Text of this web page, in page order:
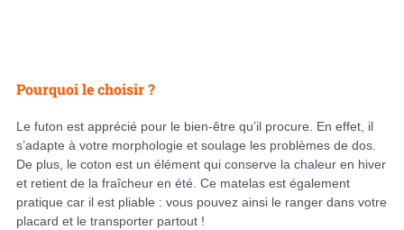
Pourquoi le choisir ?
Le futon est apprécié pour le bien-être qu’il procure. En effet, il
s’adapte à votre morphologie et soulage les problèmes de dos.
De plus, le coton est un élément qui conserve la chaleur en hiver
et retient de la fraîcheur en été. Ce matelas est également
pratique car il est pliable : vous pouvez ainsi le ranger dans votre
placard et le transporter partout !